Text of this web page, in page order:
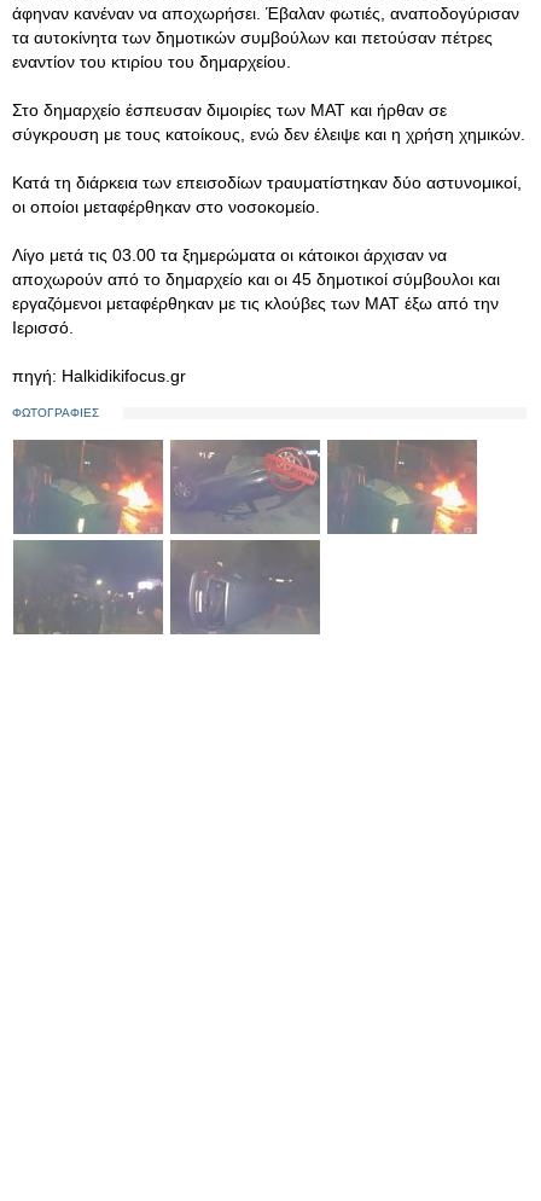
άφηναν κανέναν να αποχωρήσει. Έβαλαν φωτιές, αναποδογύρισαν
τα αυτοκίνητα των δημοτικών συμβούλων και πετούσαν πέτρες
εναντίον του κτιρίου του δημαρχείου.
Στο δημαρχείο έσπευσαν διμοιρίες των ΜΑΤ και ήρθαν σε
σύγκρουση με τους κατοίκους, ενώ δεν έλειψε και η χρήση χημικών.
Κατά τη διάρκεια των επεισοδίων τραυματίστηκαν δύο αστυνομικοί,
οι οποίοι μεταφέρθηκαν στο νοσοκομείο.
Λίγο μετά τις 03.00 τα ξημερώματα οι κάτοικοι άρχισαν να
αποχωρούν από το δημαρχείο και οι 45 δημοτικοί σύμβουλοι και
εργαζόμενοι μεταφέρθηκαν με τις κλούβες των ΜΑΤ έξω από την
Ιερισσό.
πηγή: Halkidikifocus.gr
ΦΩΤΟΓΡΑΦΙΕΣ